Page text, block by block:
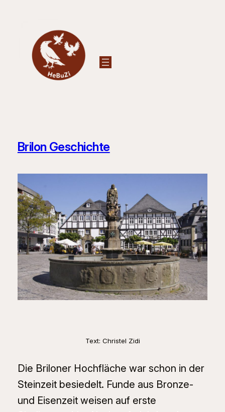
Brilon Geschichte
Text: Christel Zidi
Die Briloner Hochfläche war schon in der
Steinzeit besiedelt. Funde aus Bronze-
und Eisenzeit weisen auf erste